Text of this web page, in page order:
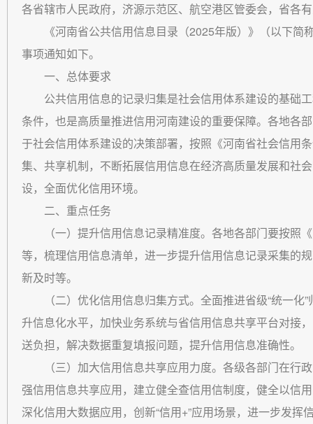
各省辖市人民政府，济源示范区、航空港区管委会，省各
《河南省公共信用信息目录（2025年版）》（以下简
事项通知如下。
一、总体要求
公共信用信息的记录归集是社会信用体系建设的基础
条件，也是高质量推进信用河南建设的重要保障。各地各
于社会信用体系建设的决策部署，按照《河南省社会信用
集、共享机制，不断拓展信用信息在经济高质量发展和社
设，全面优化信用环境。
二、重点任务
（一）提升信用信息记录精准度。各地各部门要按照
等，梳理信用信息清单，进一步提升信用信息记录采集的
新及时等。
（二）优化信用信息归集方式。全面推进省级“统一化
升信息化水平，加快业务系统与省信用信息共享平台对接
送负担，解决数据重复填报问题，提升信用信息准确性。
（三）加大信用信息共享应用力度。各级各部门在行
强信用信息共享应用，建立健全查信用信制度，健全以信
深化信用大数据应用，创新“信用+”应用场景，进一步发